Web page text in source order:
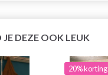
JE DEZE OOK LEUK
20% korting